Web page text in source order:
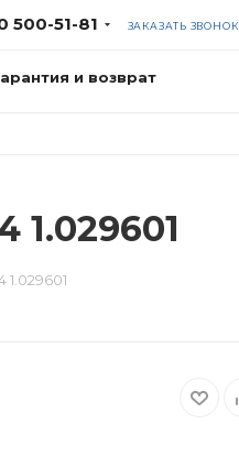
500-51-81 ЗАКАЗАТЬ ЗВОНОК
и возврат
1.029601